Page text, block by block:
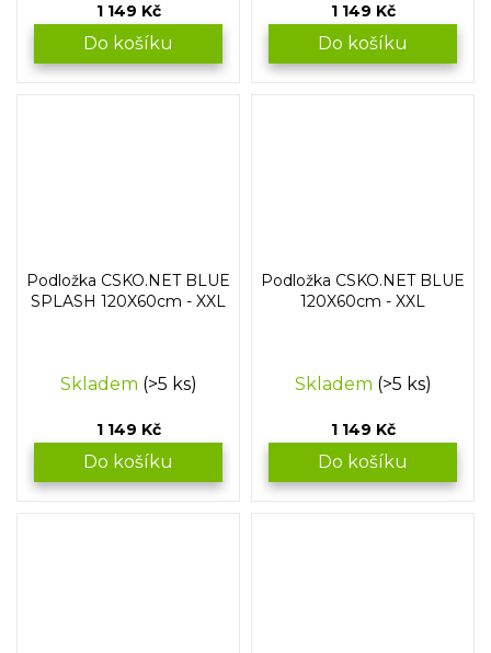
1 149 Kč
Do košíku
1 149 Kč
Do košíku
Podložka CSKO.NET BLUE
SPLASH 120X60cm - XXL
Skladem (>5 ks)
1 149 Kč
Do košíku
Podložka CSKO.NET BLUE
120X60cm - XXL
Skladem (>5 ks)
1 149 Kč
Do košíku